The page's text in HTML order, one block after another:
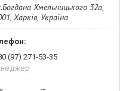
Хмельницького 32а,
Харків, Україна
(97) 271-53-35